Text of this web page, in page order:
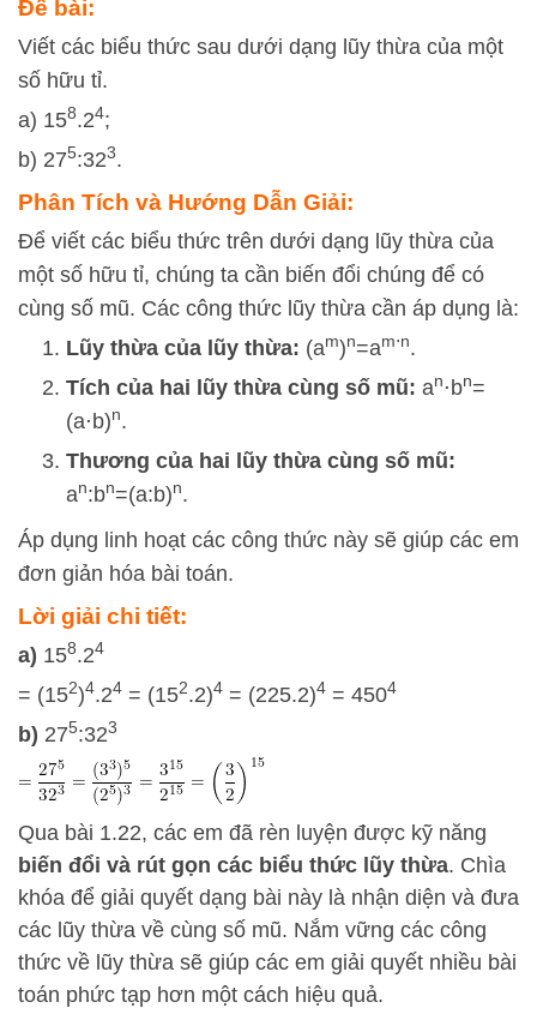
Đề bài:
Viết các biểu thức sau dưới dạng lũy thừa của một
số hữu tỉ.
a) 158.24;
b) 275:323.
Phân Tích và Hướng Dẫn Giải:
Để viết các biểu thức trên dưới dạng lũy thừa của
một số hữu tỉ, chúng ta cần biến đổi chúng để có
cùng số mũ. Các công thức lũy thừa cần áp dụng là:
Lũy thừa của lũy thừa: (am)n=am⋅n.
Tích của hai lũy thừa cùng số mũ: an ⋅ bn=
(a⋅ b)n.
Thương của hai lũy thừa cùng số mũ:
an:bn=(a:b)n.
Áp dụng linh hoạt các công thức này sẽ giúp các em
đơn giản hóa bài toán.
Lời giải chi tiết:
a) 158.24
= (152)4.24 = (152.2)4 = (225.2)4 = 4504
b) 275:323
Qua bài 1.22, các em đã rèn luyện được kỹ năng
biến đổi và rút gọn các biểu thức lũy thừa. Chìa
khóa để giải quyết dạng bài này là nhận diện và đưa
các lũy thừa về cùng số mũ. Nắm vững các công
thức về lũy thừa sẽ giúp các em giải quyết nhiều bài
toán phức tạp hơn một cách hiệu quả.